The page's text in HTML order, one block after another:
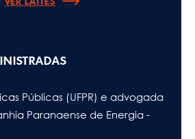
Públicas (UFPR) e advogada
Paranaense de Energia -